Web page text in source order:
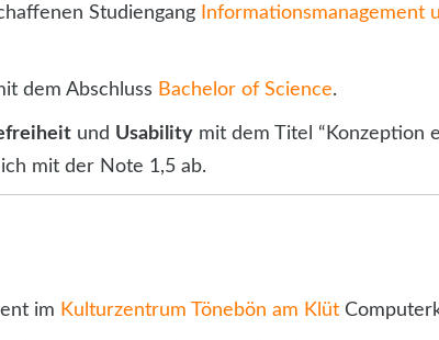
Studiengang
Informationsmanagement
dem Abschluss Bachelor of Science.
und Usability mit dem Titel “Konzeption
mit der Note 1,5 ab.
im Kulturzentrum Tönebön am Klüt